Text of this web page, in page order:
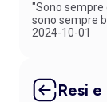
"Sono sempre
sono sempre
2024-10-01
Resi